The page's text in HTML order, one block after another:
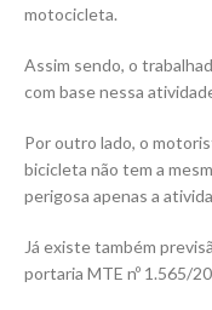
motocicleta.
Assim sendo, o
com base nessa
Por outro lado, o
bicicleta não tem a
perigosa apenas a
Já existe também
portaria MTE nº 1.565/